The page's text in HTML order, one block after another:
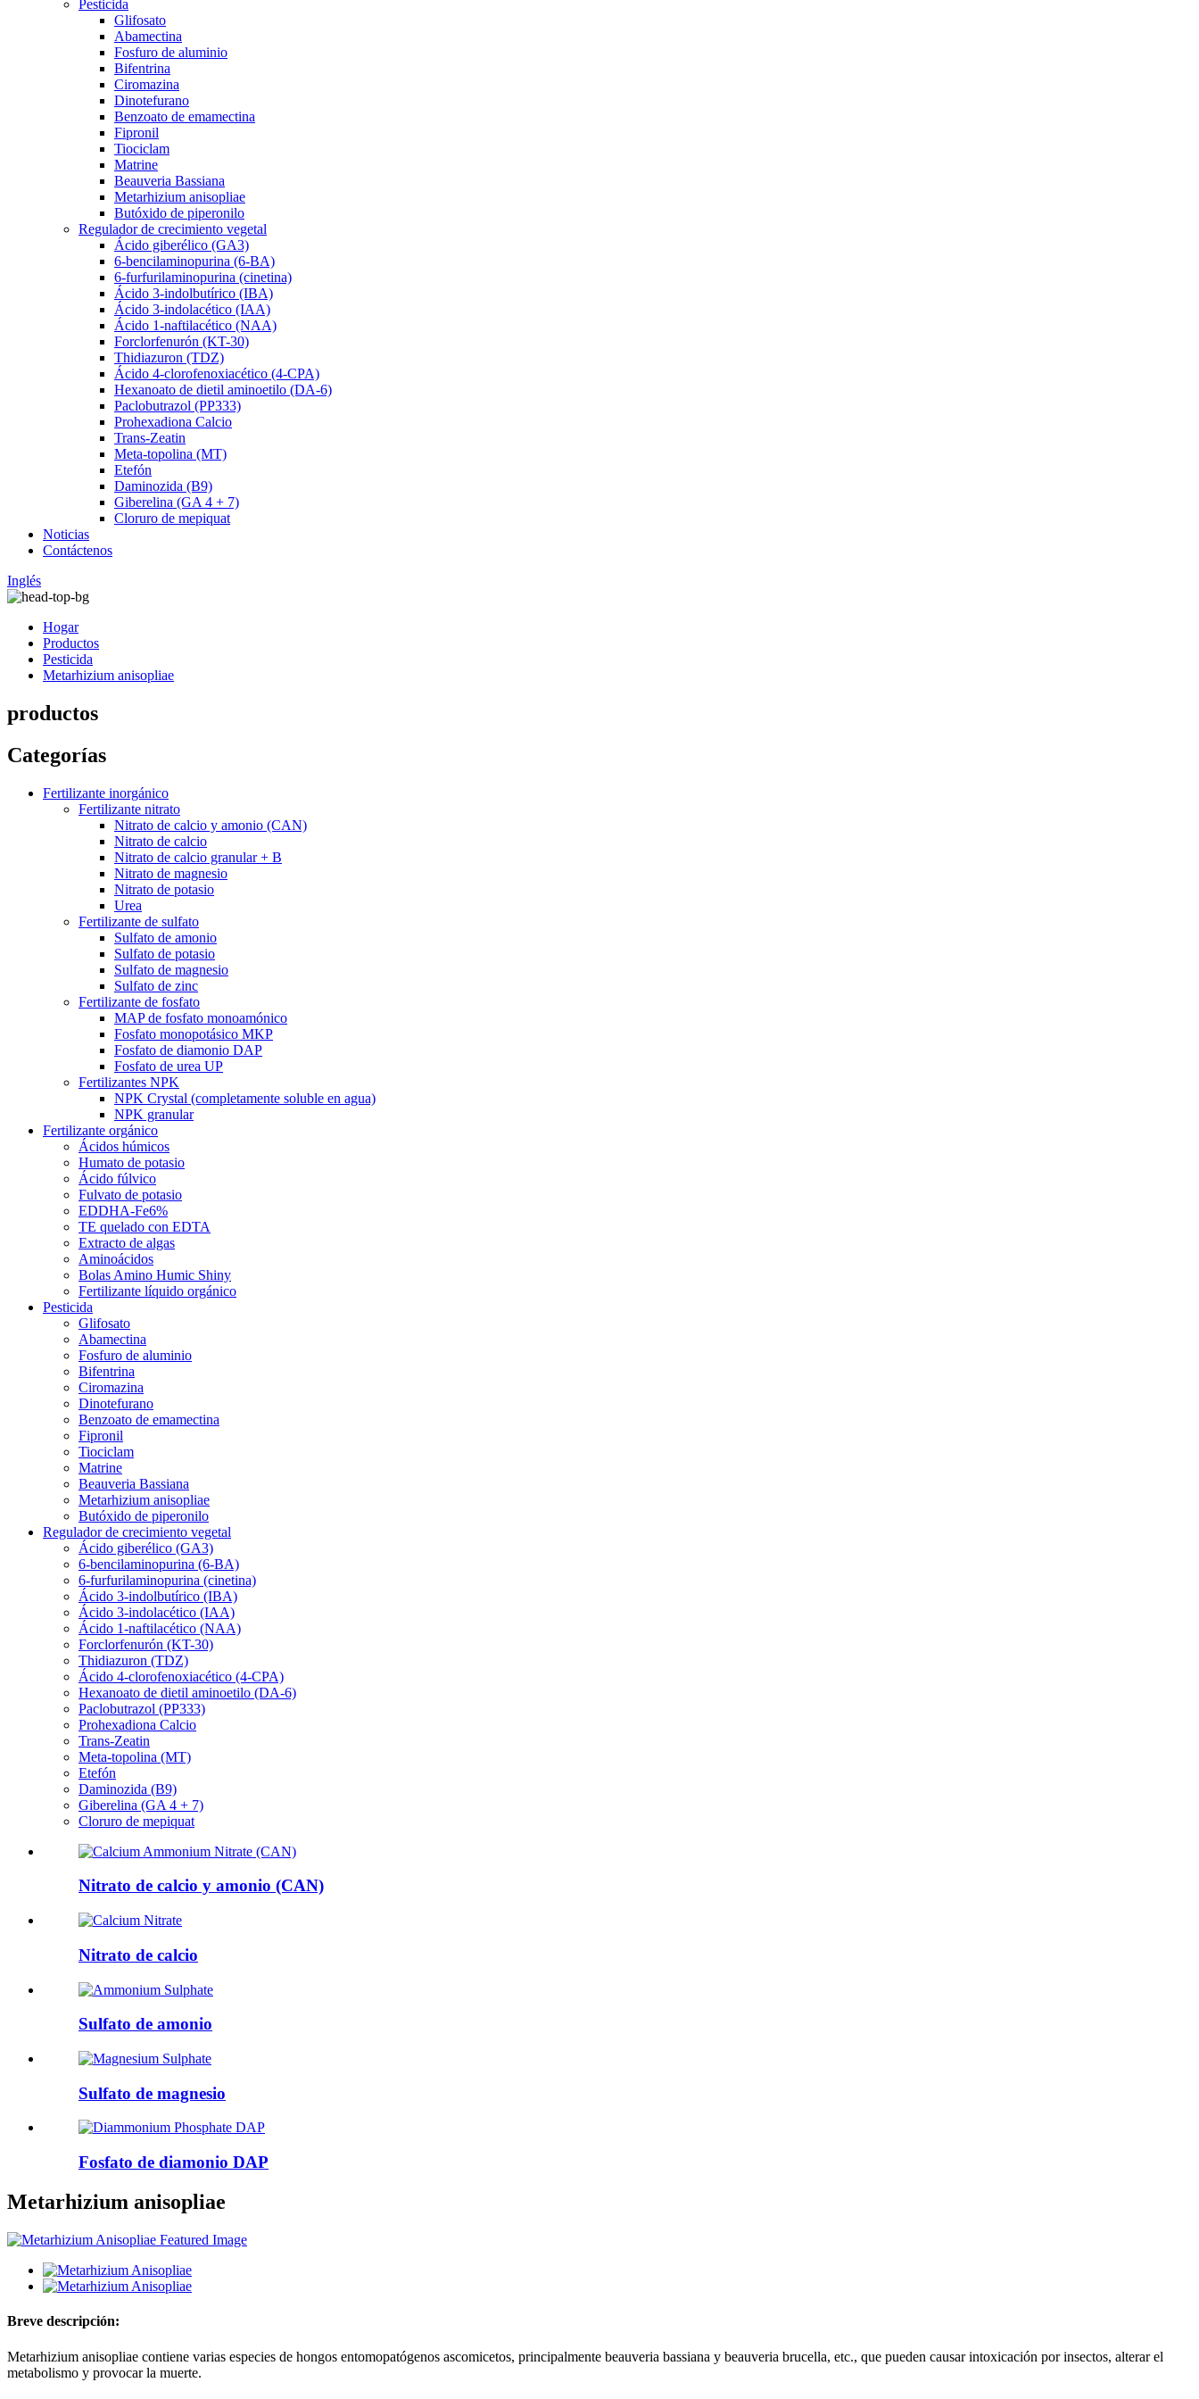
Pesticida
Glifosato
Abamectina
Fosfuro de aluminio
Bifentrina
Ciromazina
Dinotefurano
Benzoato de emamectina
Fipronil
Tiociclam
Matrine
Beauveria Bassiana
Metarhizium anisopliae
Butóxido de piperonilo
Regulador de crecimiento vegetal
Ácido giberélico (GA3)
6-bencilaminopurina (6-BA)
6-furfurilaminopurina (cinetina)
Ácido 3-indolbutírico (IBA)
Ácido 3-indolacético (IAA)
Ácido 1-naftilacético (NAA)
Forclorfenurón (KT-30)
Thidiazuron (TDZ)
Ácido 4-clorofenoxiacético (4-CPA)
Hexanoato de dietil aminoetilo (DA-6)
Paclobutrazol (PP333)
Prohexadiona Calcio
Trans-Zeatin
Meta-topolina (MT)
Etefón
Daminozida (B9)
Giberelina (GA 4 + 7)
Cloruro de mepiquat
Noticias
Contáctenos
Inglés
Hogar
Productos
Pesticida
Metarhizium anisopliae
productos
Categorías
Fertilizante inorgánico
Fertilizante nitrato
Nitrato de calcio y amonio (CAN)
Nitrato de calcio
Nitrato de calcio granular + B
Nitrato de magnesio
Nitrato de potasio
Urea
Fertilizante de sulfato
Sulfato de amonio
Sulfato de potasio
Sulfato de magnesio
Sulfato de zinc
Fertilizante de fosfato
MAP de fosfato monoamónico
Fosfato monopotásico MKP
Fosfato de diamonio DAP
Fosfato de urea UP
Fertilizantes NPK
NPK Crystal (completamente soluble en agua)
NPK granular
Fertilizante orgánico
Ácidos húmicos
Humato de potasio
Ácido fúlvico
Fulvato de potasio
EDDHA-Fe6%
TE quelado con EDTA
Extracto de algas
Aminoácidos
Bolas Amino Humic Shiny
Fertilizante líquido orgánico
Pesticida
Glifosato
Abamectina
Fosfuro de aluminio
Bifentrina
Ciromazina
Dinotefurano
Benzoato de emamectina
Fipronil
Tiociclam
Matrine
Beauveria Bassiana
Metarhizium anisopliae
Butóxido de piperonilo
Regulador de crecimiento vegetal
Ácido giberélico (GA3)
6-bencilaminopurina (6-BA)
6-furfurilaminopurina (cinetina)
Ácido 3-indolbutírico (IBA)
Ácido 3-indolacético (IAA)
Ácido 1-naftilacético (NAA)
Forclorfenurón (KT-30)
Thidiazuron (TDZ)
Ácido 4-clorofenoxiacético (4-CPA)
Hexanoato de dietil aminoetilo (DA-6)
Paclobutrazol (PP333)
Prohexadiona Calcio
Trans-Zeatin
Meta-topolina (MT)
Etefón
Daminozida (B9)
Giberelina (GA 4 + 7)
Cloruro de mepiquat
Nitrato de calcio y amonio (CAN)
Nitrato de calcio
Sulfato de amonio
Sulfato de magnesio
Fosfato de diamonio DAP
Metarhizium anisopliae
Breve descripción:
Metarhizium anisopliae contiene varias especies de hongos entomopatógenos ascomicetos, principalmente beauveria bassiana y beauveria brucella, etc., que pueden causar intoxicación por insectos, alterar el
metabolismo y provocar la muerte.